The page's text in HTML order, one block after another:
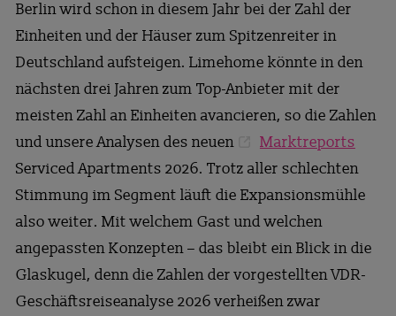
Berlin wird schon in diesem Jahr bei der Zahl der
Einheiten und der Häuser zum Spitzenreiter in
Deutschland aufsteigen. Limehome könnte in den
nächsten drei Jahren zum Top-Anbieter mit der
meisten Zahl an Einheiten avancieren, so die Zahlen
und unsere Analysen des neuen
Marktreports
Serviced Apartments 2026. Trotz aller schlechten
Stimmung im Segment läuft die Expansionsmühle
also weiter. Mit welchem Gast und welchen
angepassten Konzepten – das bleibt ein Blick in die
Glaskugel, denn die Zahlen der vorgestellten VDR-
Geschäftsreiseanalyse 2026 verheißen zwar